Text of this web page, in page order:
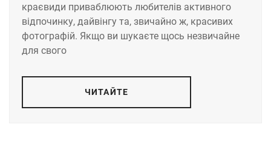
краєвиди приваблюють любителів активного
відпочинку, дайвінгу та, звичайно ж, красивих
фотографій. Якщо ви шукаєте щось незвичайне
для свого
ЧИТАЙТЕ